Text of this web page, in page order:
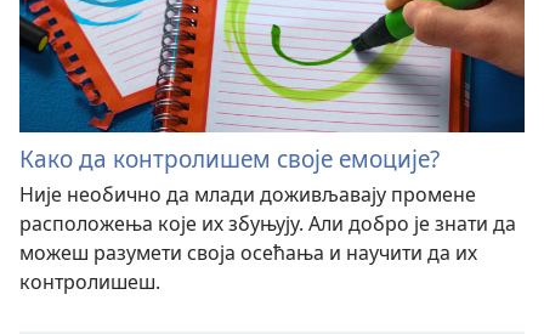
Како да контролишем своје емоције?
Није необично да млади доживљавају промене
расположења које их збуњују. Али добро је знати да
можеш разумети своја осећања и научити да их
контролишеш.